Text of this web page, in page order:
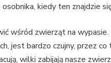
kiedy ten znajdzie
wśród zwierząt na wypasie.
jest bardzo czujny, przez
wilki zabijają nasze